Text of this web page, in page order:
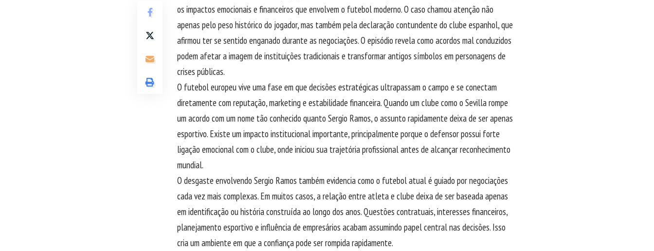
os impactos emocionais e financeiros que envolvem o futebol moderno. O caso chamou atenção não
apenas pelo peso histórico do jogador, mas também pela declaração contundente do clube espanhol, que
afirmou ter se sentido enganado durante as negociações. O episódio revela como acordos mal conduzidos
podem afetar a imagem de instituições tradicionais e transformar antigos símbolos em personagens de
crises públicas.
O futebol europeu vive uma fase em que decisões estratégicas ultrapassam o campo e se conectam
diretamente com reputação, marketing e estabilidade financeira. Quando um clube como o Sevilla rompe
um acordo com um nome tão conhecido quanto Sergio Ramos, o assunto rapidamente deixa de ser apenas
esportivo. Existe um impacto institucional importante, principalmente porque o defensor possui forte
ligação emocional com o clube, onde iniciou sua trajetória profissional antes de alcançar reconhecimento
mundial.
O desgaste envolvendo Sergio Ramos também evidencia como o futebol atual é guiado por negociações
cada vez mais complexas. Em muitos casos, a relação entre atleta e clube deixa de ser baseada apenas
em identificação ou história construída ao longo dos anos. Questões contratuais, interesses financeiros,
planejamento esportivo e influência de empresários acabam assumindo papel central nas decisões. Isso
cria um ambiente em que a confiança pode ser rompida rapidamente.